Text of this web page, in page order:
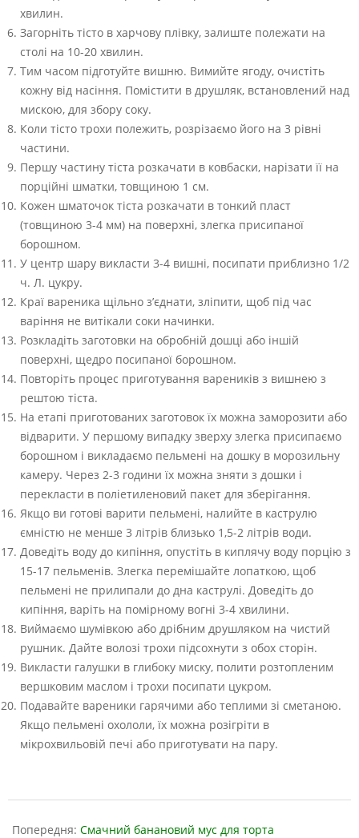
хвилин.
Загорніть тісто в харчову плівку, залиште полежати на
столі на 10-20 хвилин.
Тим часом підготуйте вишню. Вимийте ягоду, очистіть
кожну від насіння. Помістити в друшляк, встановлений над
мискою, для збору соку.
Коли тісто трохи полежить, розрізаємо його на 3 рівні
частини.
Першу частину тіста розкачати в ковбаски, нарізати її на
порційні шматки, товщиною 1 см.
Кожен шматочок тіста розкачати в тонкий пласт
(товщиною 3-4 мм) на поверхні, злегка присипаної
борошном.
У центр шару викласти 3-4 вишні, посипати приблизно 1/2
ч. Л. цукру.
Краї вареника щільно з’єднати, зліпити, щоб під час
варіння не витікали соки начинки.
Розкладіть заготовки на обробній дошці або іншій
поверхні, щедро посипаної борошном.
Повторіть процес приготування вареників з вишнею з
рештою тіста.
На етапі приготованих заготовок їх можна заморозити або
відварити. У першому випадку зверху злегка присипаємо
борошном і викладаємо пельмені на дошку в морозильну
камеру. Через 2-3 години їх можна зняти з дошки і
перекласти в поліетиленовий пакет для зберігання.
Якщо ви готові варити пельмені, налийте в каструлю
ємністю не менше 3 літрів близько 1,5-2 літрів води.
Доведіть воду до кипіння, опустіть в киплячу воду порцію з
15-17 пельменів. Злегка перемішайте лопаткою, щоб
пельмені не прилипали до дна каструлі. Доведіть до
кипіння, варіть на помірному вогні 3-4 хвилини.
Виймаємо шумівкою або дрібним друшляком на чистий
рушник. Дайте волозі трохи підсохнути з обох сторін.
Викласти галушки в глибоку миску, полити розтопленим
вершковим маслом і трохи посипати цукром.
Подавайте вареники гарячими або теплими зі сметаною.
Якщо пельмені охололи, їх можна розігріти в
мікрохвильовій печі або приготувати на пару.
10-
Попередня: Смачний банановий мус для торта